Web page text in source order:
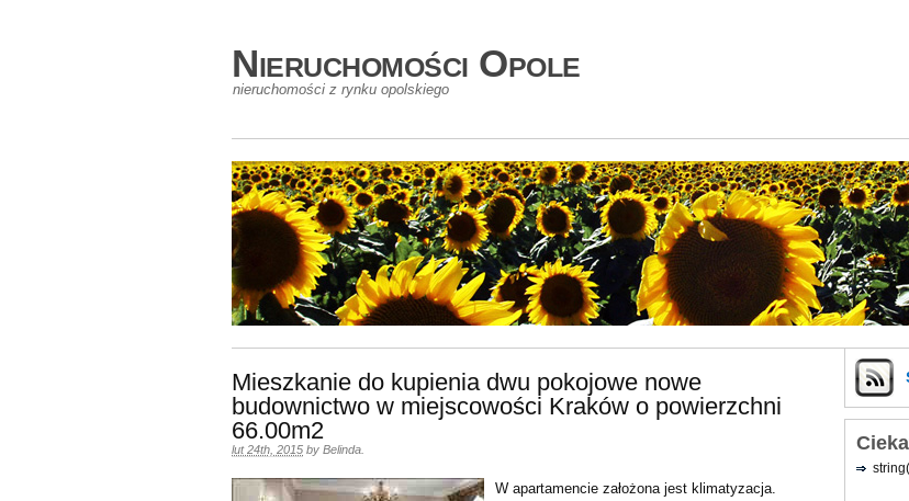
Nieruchomości Opole
nieruchomości z rynku opolskiego
Mieszkanie do kupienia dwu pokojowe nowe
budownictwo w miejscowości Kraków o powierzchni
66.00m2
lut 24th, 2015 by Belinda
W apartamencie założona jest klimatyzacja.